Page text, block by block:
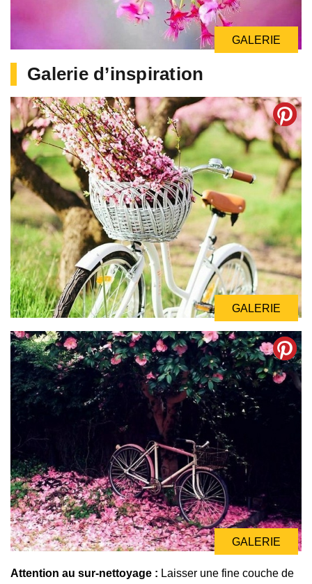
GALERIE
Galerie d’inspiration
GALERIE
GALERIE
Attention au sur-nettoyage : Laisser une fine couche de